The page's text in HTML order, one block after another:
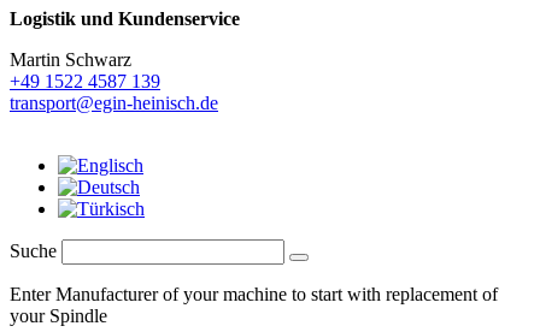
Logistik und Kundenservice
Martin Schwarz
+49 1522 4587 139
transport@egin-heinisch.de
Suche
Enter Manufacturer of your machine to start with replacement of
your Spindle